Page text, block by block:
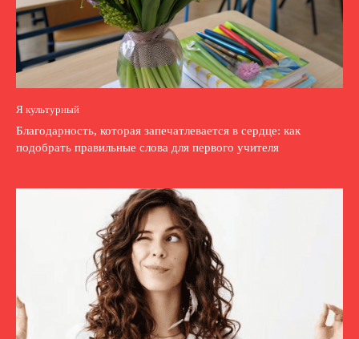
Я культурный
Благодарность, которая запечатлевается в сердце: как
подобрать правильные слова для первого учителя